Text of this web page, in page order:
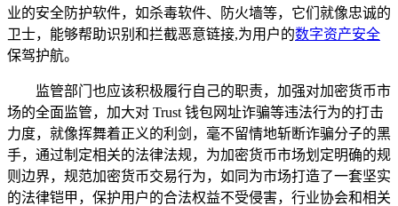
业的安全防护软件，如杀毒软件、防火墙等，它们就像忠诚的
卫士，能够帮助识别和拦截恶意链接,为用户的数字资产安全
保驾护航。
监管部门也应该积极履行自己的职责，加强对加密货币市
场的全面监管，加大对 Trust 钱包网址诈骗等违法行为的打击
力度，就像挥舞着正义的利剑，毫不留情地斩断诈骗分子的黑
手，通过制定相关的法律法规，为加密货币市场划定明确的规
则边界，规范加密货币交易行为，如同为市场打造了一套坚实
的法律铠甲，保护用户的合法权益不受侵害，行业协会和相关